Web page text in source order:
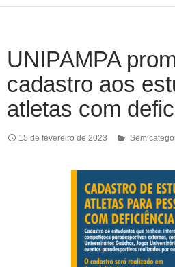
UNIPAMPA
cadastro aos
atletas com
15 de fevereiro de 2023 Sem